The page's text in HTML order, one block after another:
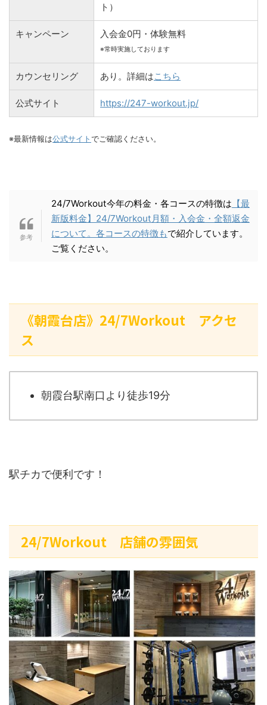
ト）
キャンペーン 入会金0円・体験無料
※常時実施しております
カウンセリング あり。詳細はこちら
公式サイト https://247-workout.jp/
※最新情報は公式サイト でご確認ください。
24/7Workout今年の料金・各コースの特徴は 【最
新版料金】24/7Workout月額・入会金・全額返金
について。各コースの特徴もで紹介しています。
ご覧ください。
《朝霞台店》24/7Workout アクセ
ス
朝霞台駅南口より徒歩19分
駅チカで便利です！
24/7Workout 店舗の雰囲気